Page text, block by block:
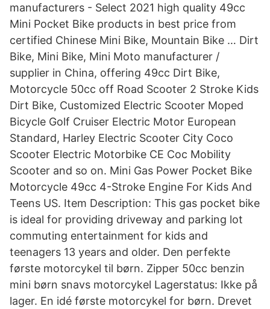
manufacturers - Select 2021 high quality 49cc
Mini Pocket Bike products in best price from
certified Chinese Mini Bike, Mountain Bike … Dirt
Bike, Mini Bike, Mini Moto manufacturer /
supplier in China, offering 49cc Dirt Bike,
Motorcycle 50cc off Road Scooter 2 Stroke Kids
Dirt Bike, Customized Electric Scooter Moped
Bicycle Golf Cruiser Electric Motor European
Standard, Harley Electric Scooter City Coco
Scooter Electric Motorbike CE Coc Mobility
Scooter and so on. Mini Gas Power Pocket Bike
Motorcycle 49cc 4-Stroke Engine For Kids And
Teens US. Item Description: This gas pocket bike
is ideal for providing driveway and parking lot
commuting entertainment for kids and
teenagers 13 years and older. Den perfekte
første motorcykel til børn. Zipper 50cc benzin
mini børn snavs motorcykel Lagerstatus: Ikke på
lager. En idé første motorcykel for børn. Drevet